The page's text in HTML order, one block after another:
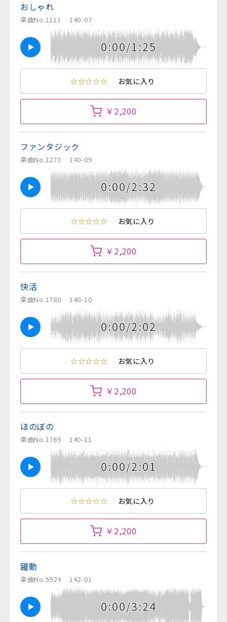
おしゃれ
楽曲No.1111 140-07
0:00/1:25
☆☆☆☆☆ お気に入り
￥2,200
ファンタジック
楽曲No.1273 140-09
0:00/2:32
☆☆☆☆☆ お気に入り
￥2,200
快活
楽曲No.1780 140-10
0:00/2:02
☆☆☆☆☆ お気に入り
￥2,200
ほのぼの
楽曲No.1769 140-11
0:00/2:01
☆☆☆☆☆ お気に入り
￥2,200
躍動
楽曲No.5924 142-01
0:00/3:24